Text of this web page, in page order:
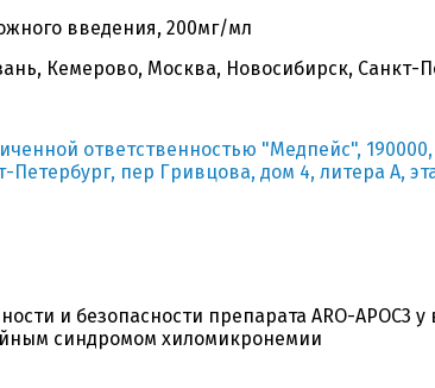
введения, 200мг/мл
Кемерово, Москва, Новосибирск, Санкт-
ответственностью "Медпейс", 190000,
Петербург, пер Гривцова, дом 4, литера А,
и безопасности препарата ARO-APOC3 у
синдромом хиломикронемии